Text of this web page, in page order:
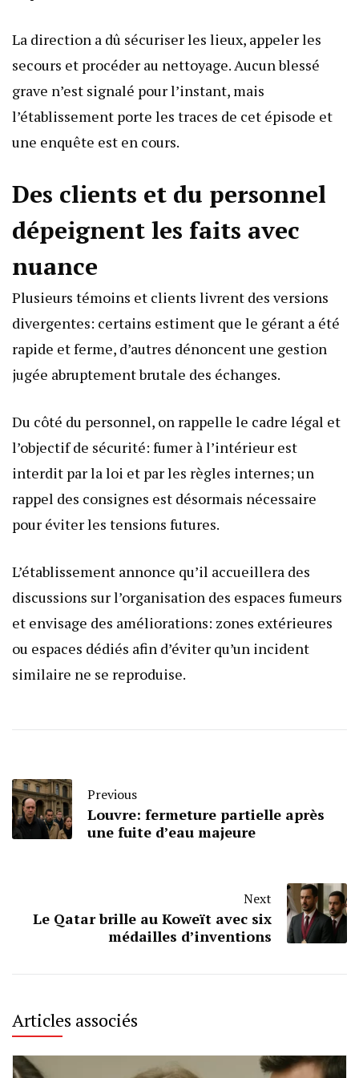
La direction a dû sécuriser les lieux, appeler les
secours et procéder au nettoyage. Aucun blessé
grave n’est signalé pour l’instant, mais
l’établissement porte les traces de cet épisode et
une enquête est en cours.
Des clients et du personnel
dépeignent les faits avec
nuance
Plusieurs témoins et clients livrent des versions
divergentes: certains estiment que le gérant a été
rapide et ferme, d’autres dénoncent une gestion
jugée abruptement brutale des échanges.
Du côté du personnel, on rappelle le cadre légal et
l’objectif de sécurité: fumer à l’intérieur est
interdit par la loi et par les règles internes; un
rappel des consignes est désormais nécessaire
pour éviter les tensions futures.
L’établissement annonce qu’il accueillera des
discussions sur l’organisation des espaces fumeurs
et envisage des améliorations: zones extérieures
ou espaces dédiés afin d’éviter qu’un incident
similaire ne se reproduise.
Previous
Louvre: fermeture partielle après
une fuite d’eau majeure
Next
Le Qatar brille au Koweït avec six
médailles d’inventions
Articles associés